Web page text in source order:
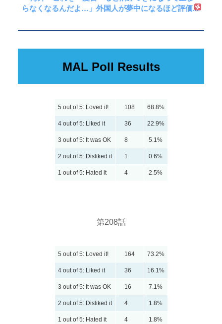
らなくなるんだよ…」外国人が夢中になるほど評価...
MAL Poll Results
5 out of 5: Loved it! 108 68.8%
4 out of 5: Liked it 36 22.9%
3 out of 5: It was OK 8 5.1%
2 out of 5: Disliked it 1 0.6%
1 out of 5: Hated it 4 2.5%
第208話
5 out of 5: Loved it! 164 73.2%
4 out of 5: Liked it 36 16.1%
3 out of 5: It was OK 16 7.1%
2 out of 5: Disliked it 4 1.8%
1 out of 5: Hated it 4 1.8%